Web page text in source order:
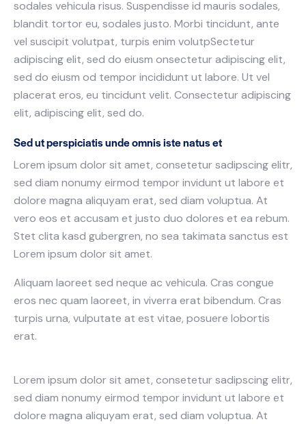
sodales vehicula risus. Suspendisse id mauris sodales,
blandit tortor eu, sodales justo. Morbi tincidunt, ante
vel suscipit volutpat, turpis enim volutpSectetur
adipiscing elit, sed do eiusm onsectetur adipiscing elit,
sed do eiusm od tempor incididunt ut labore. Ut vel
placerat eros, eu tincidunt velit. Consectetur adipiscing
elit, adipiscing elit, sed do.
Sed ut perspiciatis unde omnis iste natus et
Lorem ipsum dolor sit amet, consetetur sadipscing elitr,
sed diam nonumy eirmod tempor invidunt ut labore et
dolore magna aliquyam erat, sed diam voluptua. At
vero eos et accusam et justo duo dolores et ea rebum.
Stet clita kasd gubergren, no sea takimata sanctus est
Lorem ipsum dolor sit amet.
Aliquam laoreet sed neque ac vehicula. Cras congue
eros nec quam laoreet, in viverra erat bibendum. Cras
turpis urna, vulputate at est vitae, posuere lobortis
erat.
Lorem ipsum dolor sit amet, consetetur sadipscing elitr,
sed diam nonumy eirmod tempor invidunt ut labore et
dolore magna aliquyam erat, sed diam voluptua. At